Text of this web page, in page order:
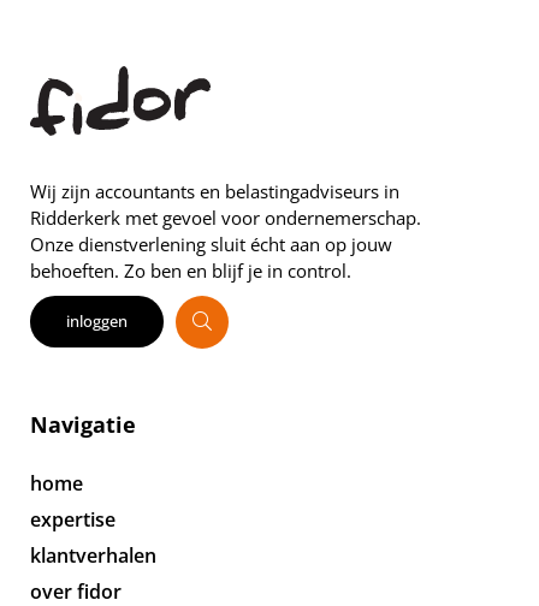
Wij zijn accountants en belastingadviseurs in
Ridderkerk met gevoel voor ondernemerschap.
Onze dienstverlening sluit écht aan op jouw
behoeften. Zo ben en blijf je in control.
inloggen
Navigatie
home
expertise
klantverhalen
over fidor